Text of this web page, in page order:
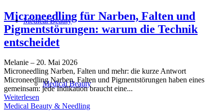
Medical Beauty
Medical Beauty
Microneedling für Narben, Falten und
Pigmentstörungen: warum die Technik
entscheidet
Melanie – 20. Mai 2026
Microneedling Narben, Falten und mehr: die kurze Antwort
Microneedling Narben, Falten und Pigmentstörungen haben eines
gemeinsam: jede Indikation braucht eine...
Weiterlesen
Medical Beauty & Needling